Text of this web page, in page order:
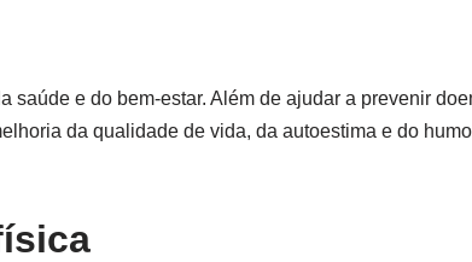
saúde e do bem-estar. Além de ajudar a prevenir
da qualidade de vida, da autoestima e do